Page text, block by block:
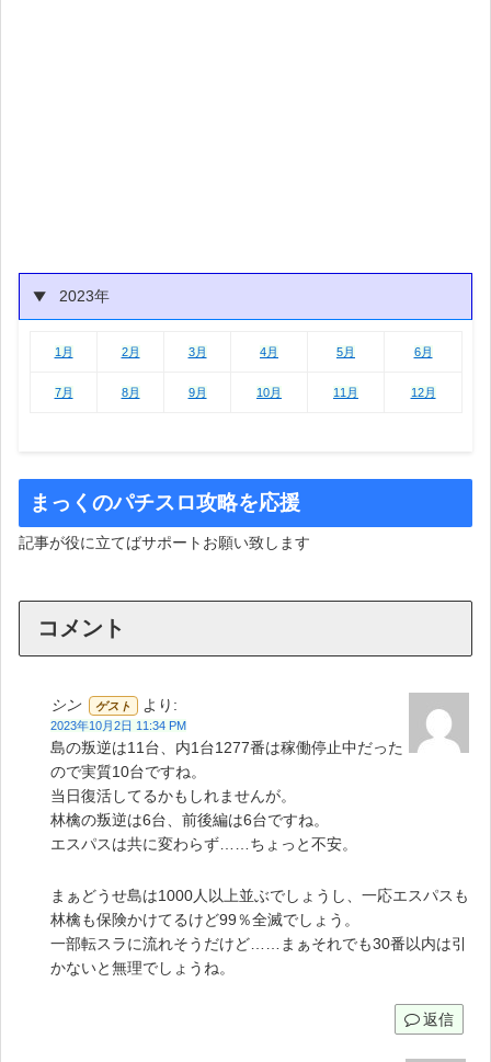
2023年
1月 2月 3月 4月 5月 6月
7月 8月 9月 10月 11月 12月
まっくのパチスロ攻略を応援
記事が役に立てばサポートお願い致します
コメント
シン ゲスト より:
2023年10月2日 11:34 PM
島の叛逆は11台、内1台1277番は稼働停止中だった
ので実質10台ですね。
当日復活してるかもしれませんが。
林檎の叛逆は6台、前後編は6台ですね。
エスパスは共に変わらず……ちょっと不安。
まぁどうせ島は1000人以上並ぶでしょうし、一応エスパスも
林檎も保険かけてるけど99％全滅でしょう。
一部転スラに流れそうだけど……まぁそれでも30番以内は引
かないと無理でしょうね。
返信